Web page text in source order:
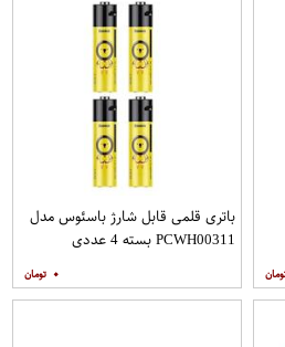
باتری قلمی قابل شارژ باسئوس مدل
PCWH00311 بسته 4 عددی
۰